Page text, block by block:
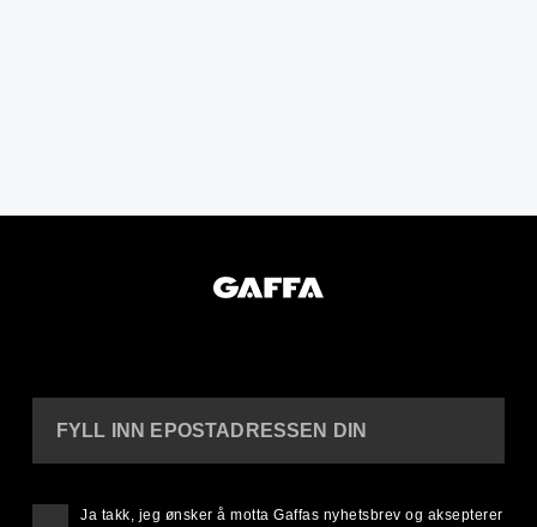
FYLL INN EPOSTADRESSEN DIN
Ja takk, jeg ønsker å motta Gaffas nyhetsbrev og aksepterer